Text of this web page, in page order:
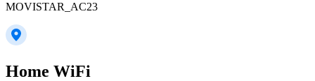
MOVISTAR_AC23
Home WiFi